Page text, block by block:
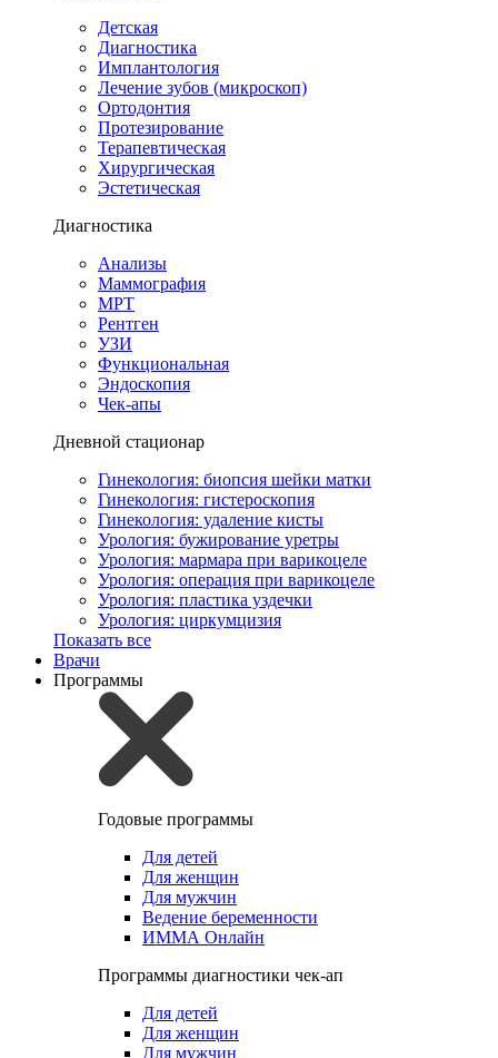
Детская
Диагностика
Имплантология
Лечение зубов (микроскоп)
Ортодонтия
Протезирование
Терапевтическая
Хирургическая
Эстетическая
Диагностика
Анализы
Маммография
МРТ
Рентген
УЗИ
Функциональная
Эндоскопия
Чек-апы
Дневной стационар
Гинекология: биопсия шейки матки
Гинекология: гистероскопия
Гинекология: удаление кисты
Урология: бужирование уретры
Урология: мармара при варикоцеле
Урология: операция при варикоцеле
Урология: пластика уздечки
Урология: циркумцизия
Показать все
Врачи
Программы
Годовые программы
Для детей
Для женщин
Для мужчин
Ведение беременности
ИММА Онлайн
Программы диагностики чек-ап
Для детей
Для женщин
Для мужчин